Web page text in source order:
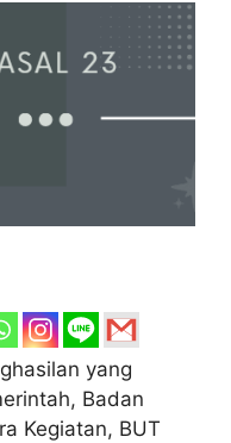
yang
Badan
Kegiatan, BUT